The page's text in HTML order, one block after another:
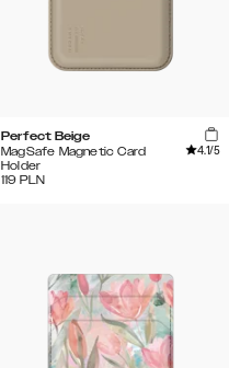
Perfect Beige
MagSafe Magnetic Card
Holder
4.1/5
119 PLN